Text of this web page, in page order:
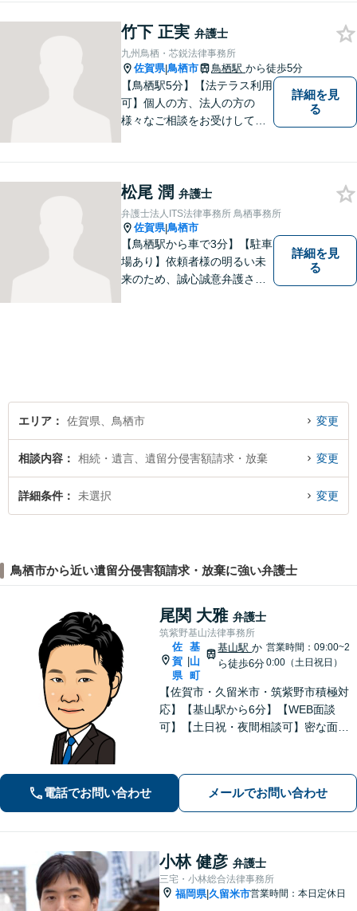
竹下 正実 弁護士
九州鳥栖・芯鋭法律事務所
佐賀県|鳥栖市 鳥栖駅 から徒歩5分
【鳥栖駅5分】【法テラス利用
可】個人の方、法人の方の
様々なご相談をお受けしてお
案いたします。【債務整理・
残業代請求については初回面
談無料】【土日祝・夜間相談
可】
詳細を見
る
松尾 潤 弁護士
弁護士法人ITS法律事務所 鳥栖事務所
佐賀県|鳥栖市
【鳥栖駅から車で3分】【駐車
場あり】依頼者様の明るい未
来のため、誠心誠意弁護させ
詳細を見
る
エリア 佐賀県、鳥栖市 変更
相談内容 相続・遺言、遺留分侵害額請求・放棄 変更
詳細条件 未選択 変更
鳥栖市から近い遺留分侵害額請求・放棄に強い弁護士
尾関 大雅 弁護士
筑紫野基山法律事務所
佐
賀
県
基
山
町
基山駅か
ら徒歩6分
営業時間：09:00~2
0:00（土日祝日）
【佐賀市・久留米市・筑紫野市積極対
応】【基山駅から6分】【WEB面談
可】【土日祝・夜間相談可】密な面談
り、最善を尽くします。「相談者様に
寄り添い親身に対応」【個室対応／守
秘義務厳守】
電話でお問い合わせ メールでお問い合わせ
小林 健彦 弁護士
三宅・小林総合法律事務所
福岡県|久留米市営業時間：本日定休日